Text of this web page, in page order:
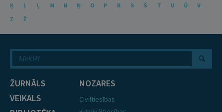
Ķ
L Ļ M N Ņ O P R S Š T U Ū
V
Z
Ž
ŽURNĀLS
VEIKALS
NOZARES
Civiltiesības